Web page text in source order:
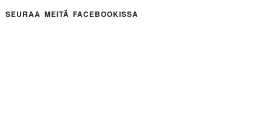
SEURAA MEITÄ FACEBOOKISSA